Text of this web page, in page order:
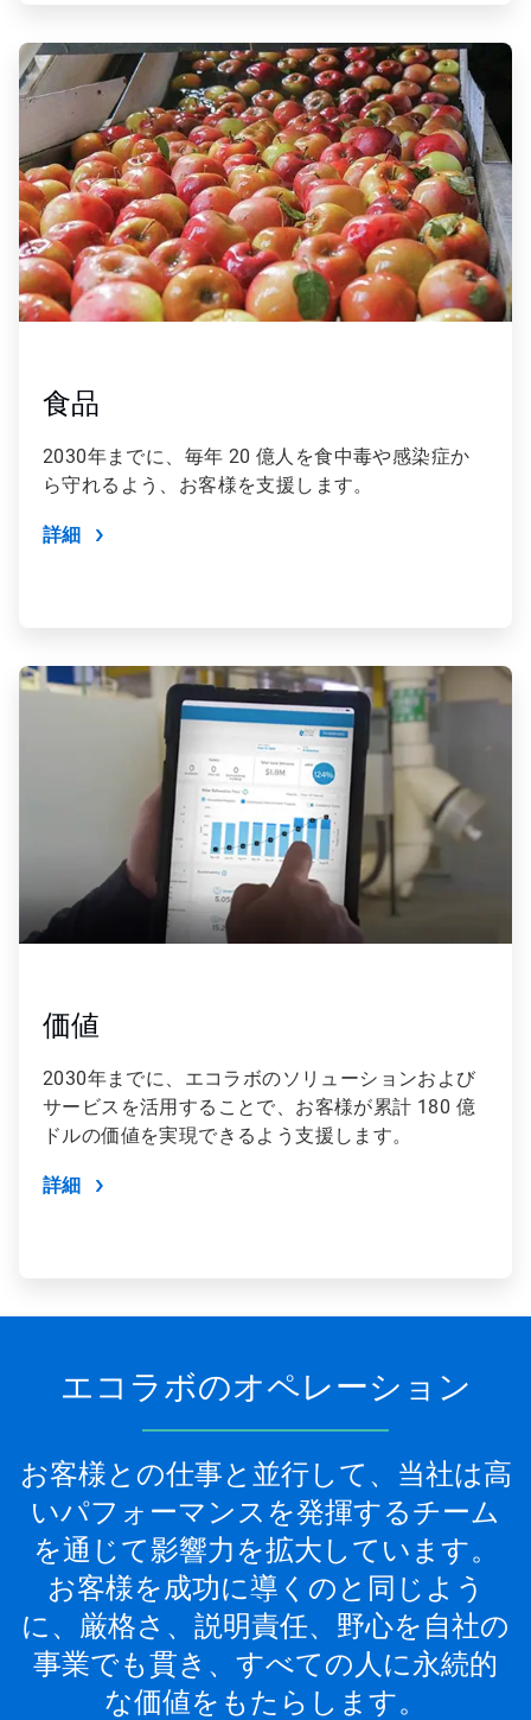
ArticleTile
3
の
食品
2030年までに、毎年 20 億人を食中毒や感染症か
ら守れるよう、お客様を支援します。
詳細
ArticleTile
価値
2030年までに、エコラボのソリューションおよび
サービスを活用することで、お客様が累計 180 億
ドルの価値を実現できるよう支援します。
詳細
エコラボのオペレーション
お客様との仕事と並行して、当社は高
いパフォーマンスを発揮するチーム
を通じて影響力を拡大しています。
お客様を成功に導くのと同じよう
に、厳格さ、説明責任、野心を自社の
事業でも貫き、すべての人に永続的
な価値をもたらします。